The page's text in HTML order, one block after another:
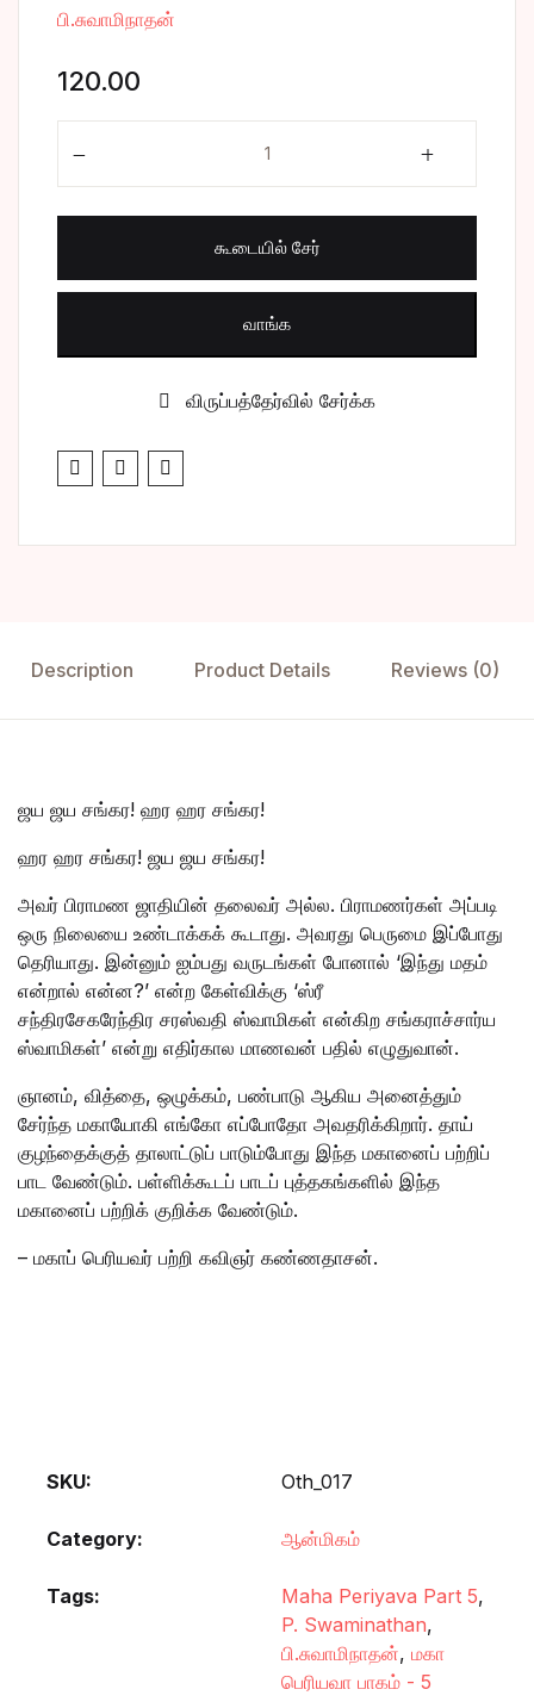
போட்டித் தேர்வு
மருத்துவம்
வணிகம் &
பி.சுவாமிநாதன்
120.00
கூடையில் சேர்
வாங்க
விருப்பத்தேர்வில் சேர்க்க
Description Product Details Reviews (0)
ஜய ஜய சங்கர! ஹர ஹர சங்கர!
ஹர ஹர சங்கர! ஜய ஜய சங்கர!
அவர் பிராமண ஜாதியின் தலைவர் அல்ல. பிராமணர்கள் அப்படி
ஒரு நிலையை உண்டாக்கக் கூடாது. அவரது பெருமை இப்போது
தெரியாது. இன்னும் ஐம்பது வருடங்கள் போனால் ‘இந்து மதம்
என்றால் என்ன?’ என்ற கேள்விக்கு ‘ஸ்ரீ
சந்திரசேகரேந்திர சரஸ்வதி ஸ்வாமிகள் என்கிற சங்கராச்சார்ய
ஸ்வாமிகள்’ என்று எதிர்கால மாணவன் பதில் எழுதுவான்.
ஞானம், வித்தை, ஒழுக்கம், பண்பாடு ஆகிய அனைத்தும்
சேர்ந்த மகாயோகி எங்கோ எப்போதோ அவதரிக்கிறார். தாய்
குழந்தைக்குத் தாலாட்டுப் பாடும்போது இந்த மகானைப் பற்றிப்
பாட வேண்டும். பள்ளிக்கூடப் பாடப் புத்தகங்களில் இந்த
மகானைப் பற்றிக் குறிக்க வேண்டும்.
– மகாப் பெரியவர் பற்றி கவிஞர் கண்ணதாசன்.
SKU: Oth_017
Category: ஆன்மிகம்
Tags: Maha Periyava Part 5,
P. Swaminathan,
பி.சுவாமிநாதன், மகா
பெரியவா பாகம் - 5